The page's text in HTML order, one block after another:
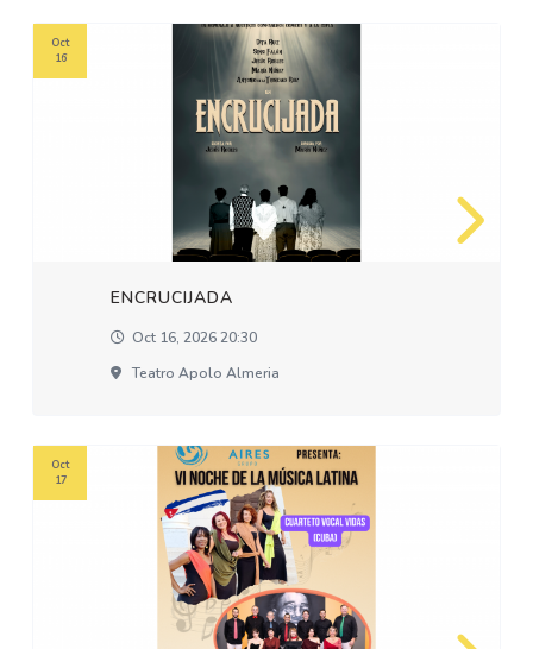
ENCRUCIJADA
Oct 16, 2026 20:30
Teatro Apolo Almeria
Oct
16
Oct
17